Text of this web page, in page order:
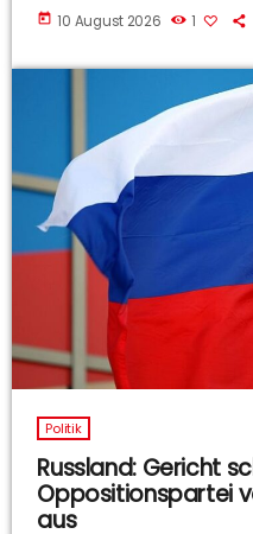
today 10 August 2026 1
Politik
Russland: Gericht
Oppositionspartei
aus